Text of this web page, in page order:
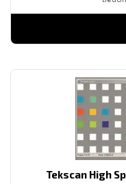
Tekscan High